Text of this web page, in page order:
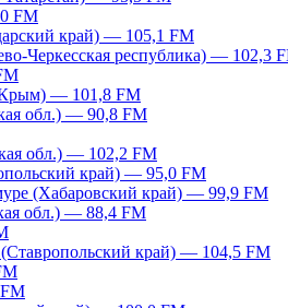
FM
край) — 105,1 FM
Черкесская республика) — 102,3
Крым) — 101,8 FM
обл.) — 90,8 FM
обл.) — 102,2 FM
край) — 95,0 FM
(Хабаровский край) — 99,9 FM
обл.) — 88,4 FM
(Ставропольский край) — 104,5 FM